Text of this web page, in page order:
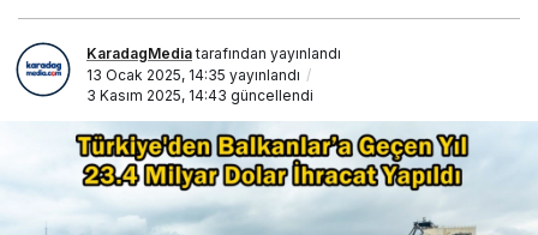
KaradagMediatarafından yayınlandı
13 Ocak 2025, 14:35 yayınlandı
3 Kasım 2025, 14:43 güncellendi